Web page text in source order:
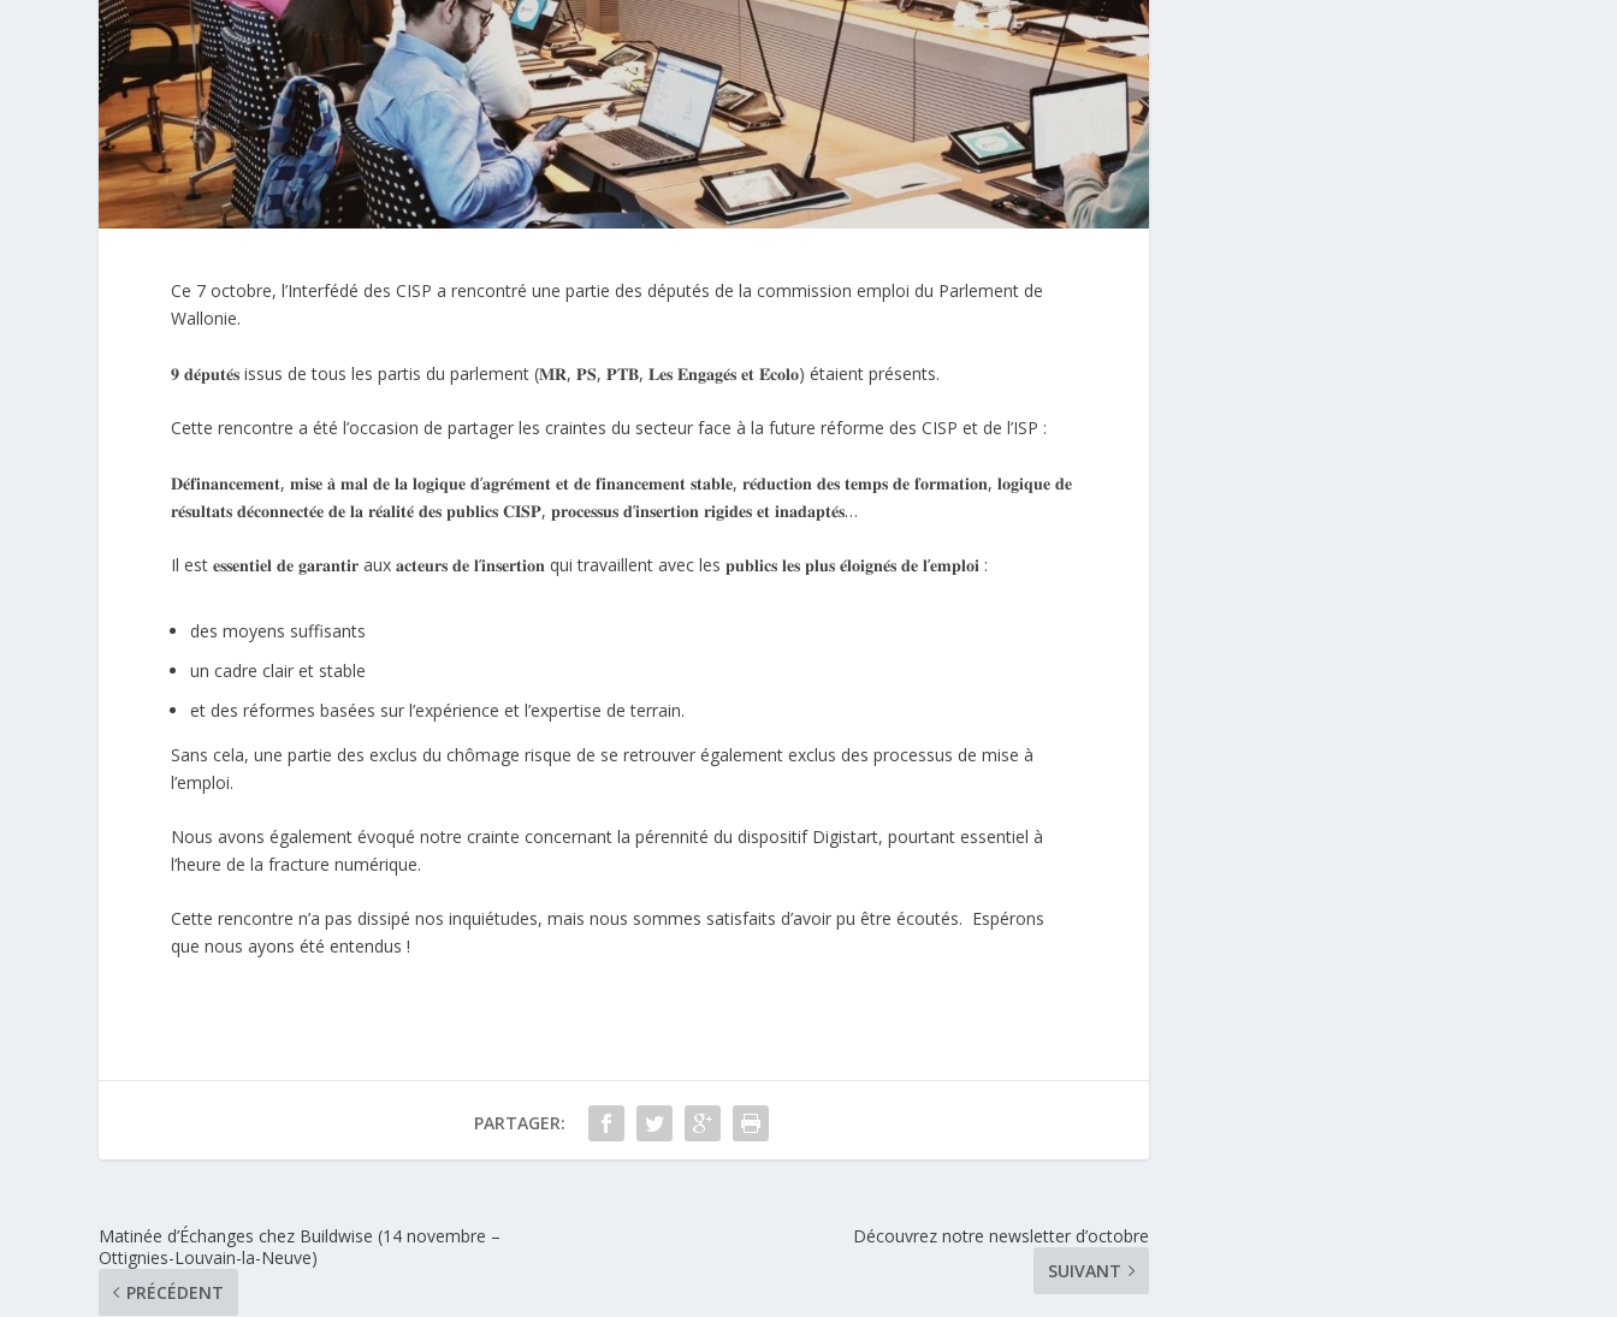
Ce 7 octobre, l’Interfédé des CISP a rencontré une partie des députés de la commission emploi du Parlement de
Wallonie.
𝟗 𝐝𝐞́𝐩𝐮𝐭𝐞́𝐬 issus de tous les partis du parlement (𝐌𝐑, 𝐏𝐒, 𝐏𝐓𝐁, 𝐋𝐞𝐬 𝐄𝐧𝐠𝐚𝐠𝐞́𝐬 𝐞𝐭 𝐄́𝐜𝐨𝐥𝐨) étaient présents.
Cette rencontre a été l’occasion de partager les craintes du secteur face à la future réforme des CISP et de l’ISP :
𝐃𝐞́𝐟𝐢𝐧𝐚𝐧𝐜𝐞𝐦𝐞𝐧𝐭, 𝐦𝐢𝐬𝐞 𝐚̀ 𝐦𝐚𝐥 𝐝𝐞 𝐥𝐚 𝐥𝐨𝐠𝐢𝐪𝐮𝐞 𝐝’𝐚𝐠𝐫𝐞́𝐦𝐞𝐧𝐭 𝐞𝐭 𝐝𝐞 𝐟𝐢𝐧𝐚𝐧𝐜𝐞𝐦𝐞𝐧𝐭 𝐬𝐭𝐚𝐛𝐥𝐞, 𝐫𝐞́𝐝𝐮𝐜𝐭𝐢𝐨𝐧 𝐝𝐞𝐬 𝐭𝐞𝐦𝐩𝐬 𝐝𝐞 𝐟𝐨𝐫𝐦𝐚𝐭𝐢𝐨𝐧, 𝐥𝐨𝐠𝐢𝐪𝐮𝐞 𝐝𝐞
𝐫𝐞́𝐬𝐮𝐥𝐭𝐚𝐭𝐬 𝐝𝐞́𝐜𝐨𝐧𝐧𝐞𝐜𝐭𝐞́𝐞 𝐝𝐞 𝐥𝐚 𝐫𝐞́𝐚𝐥𝐢𝐭𝐞́ 𝐝𝐞𝐬 𝐩𝐮𝐛𝐥𝐢𝐜𝐬 𝐂𝐈𝐒𝐏, 𝐩𝐫𝐨𝐜𝐞𝐬𝐬𝐮𝐬 𝐝’𝐢𝐧𝐬𝐞𝐫𝐭𝐢𝐨𝐧 𝐫𝐢𝐠𝐢𝐝𝐞𝐬 𝐞𝐭 𝐢𝐧𝐚𝐝𝐚𝐩𝐭𝐞́𝐬…
Il est 𝐞𝐬𝐬𝐞𝐧𝐭𝐢𝐞𝐥 𝐝𝐞 𝐠𝐚𝐫𝐚𝐧𝐭𝐢𝐫 aux 𝐚𝐜𝐭𝐞𝐮𝐫𝐬 𝐝𝐞 𝐥’𝐢𝐧𝐬𝐞𝐫𝐭𝐢𝐨𝐧 qui travaillent avec les 𝐩𝐮𝐛𝐥𝐢𝐜𝐬 𝐥𝐞𝐬 𝐩𝐥𝐮𝐬 𝐞́𝐥𝐨𝐢𝐠𝐧𝐞́𝐬 𝐝𝐞 𝐥’𝐞𝐦𝐩𝐥𝐨𝐢 :
des moyens suffisants
un cadre clair et stable
et des réformes basées sur l’expérience et l’expertise de terrain.
Sans cela, une partie des exclus du chômage risque de se retrouver également exclus des processus de mise à
l’emploi.
Nous avons également évoqué notre crainte concernant la pérennité du dispositif Digistart, pourtant essentiel à
l’heure de la fracture numérique.
Cette rencontre n’a pas dissipé nos inquiétudes, mais nous sommes satisfaits d’avoir pu être écoutés. Espérons
que nous ayons été entendus !
PARTAGER:
Matinée d’Échanges chez Buildwise (14 novembre –
Ottignies-Louvain-la-Neuve)
PRÉCÉDENT
Découvrez notre newsletter d’octobre
SUIVANT